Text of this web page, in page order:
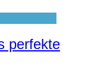
perfekte